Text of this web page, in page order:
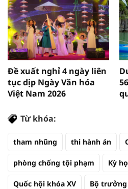
Đề xuất nghỉ 4 ngày liên
tục dịp Ngày Văn hóa
Việt Nam 2026
Từ khóa:
tham nhũng thi hành án
phòng chống tội phạm Kỳ
Quốc hội khóa XV Bộ trưởng